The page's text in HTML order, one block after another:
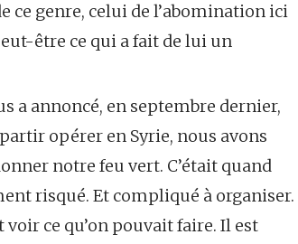
ce genre, celui de l’abomination ici
être ce qui a fait de lui un
a annoncé, en septembre dernier,
opérer en Syrie, nous avons
notre feu vert. C’était quand
risqué. Et compliqué à organiser.
voir ce qu’on pouvait faire. Il est